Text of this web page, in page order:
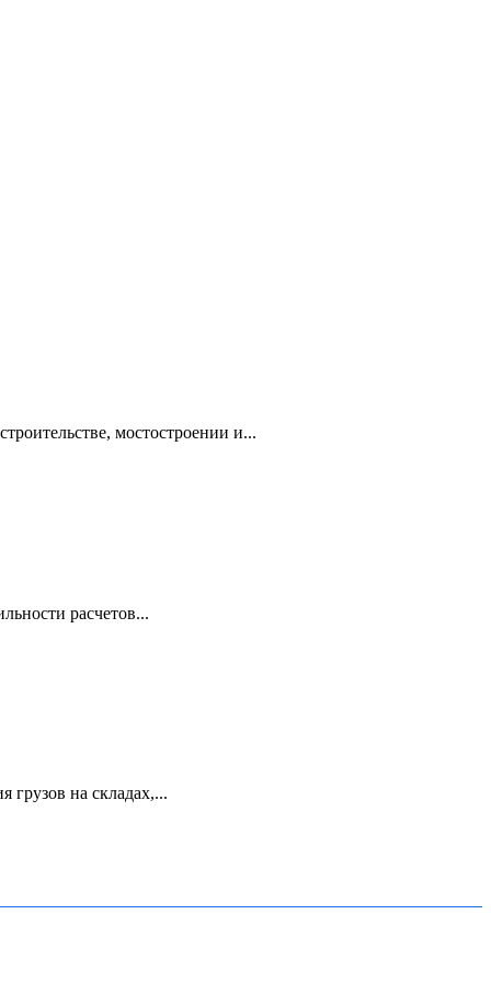
мостостроении и...
расчетов...
грузов на складах,...